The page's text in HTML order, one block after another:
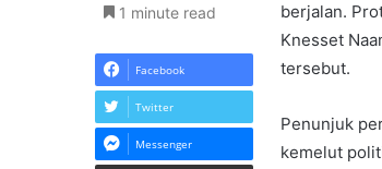
berjalan.
Knesset
tersebut.
Penunjuk
kemelut
1 minute read
Facebook
Twitter
Messenger